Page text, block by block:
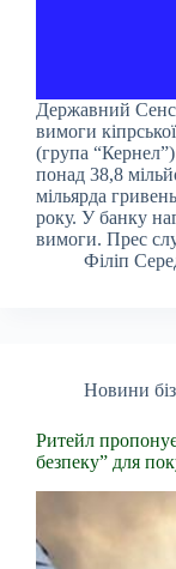
Державний Сенс
вимоги
(група
понад 38,8
мільярда
року. У банку
вимоги. Прес
Філіп
Новини
Ритейл
безпеку” для